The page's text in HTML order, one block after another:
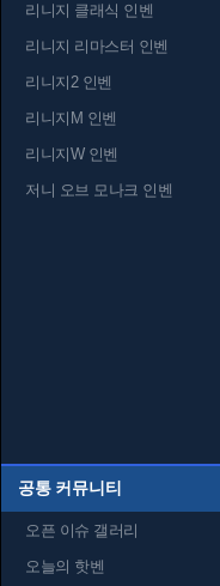
리니지 클래식 인벤
리니지 리마스터 인벤
리니지2 인벤
리니지M 인벤
리니지W 인벤
저니 오브 모나크 인벤
공통 커뮤니티
오픈 이슈 갤러리
오늘의 핫벤